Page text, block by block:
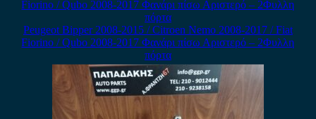
Peugeot Bipper 2008-2015 / Citroen Nemo 2008-2017 / Fiat
Fiorino / Qubo 2008-2017 Φανάρι πίσω Αριστερό – 2Φυλλη
πόρτα